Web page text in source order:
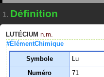
1. Définition
LUTÉCIUM n.m.
#ÉlémentChimique
Symbole
Lu
Numéro
71